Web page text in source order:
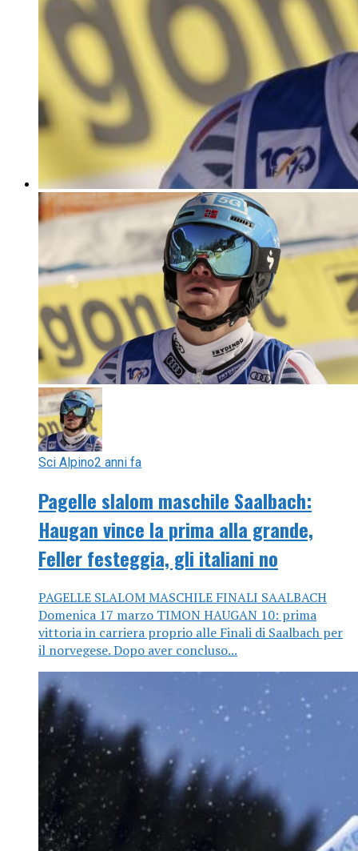
Sci Alpino2 anni fa
Pagelle slalom maschile Saalbach:
Haugan vince la prima alla grande,
Feller festeggia, gli italiani no
PAGELLE SLALOM MASCHILE FINALI SAALBACH
Domenica 17 marzo TIMON HAUGAN 10: prima
vittoria in carriera proprio alle Finali di Saalbach per
il norvegese. Dopo aver concluso...